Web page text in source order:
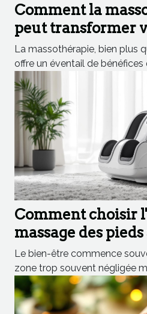
Comment la
peut transformer
être quotidien ?
La massothérapie, bien plus
offre un éventail de bénéfices
Comment choisir
massage des
besoins ?
Le bien-être commence
zone trop souvent négligée